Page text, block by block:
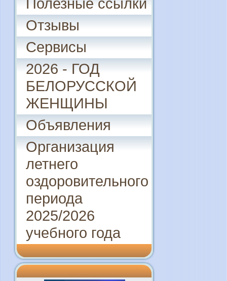
Отзывы
Сервисы
2026 - ГОД
БЕЛОРУССКОЙ
ЖЕНЩИНЫ
Объявления
Организация
летнего
оздоровительного
периода
2025/2026
учебного года